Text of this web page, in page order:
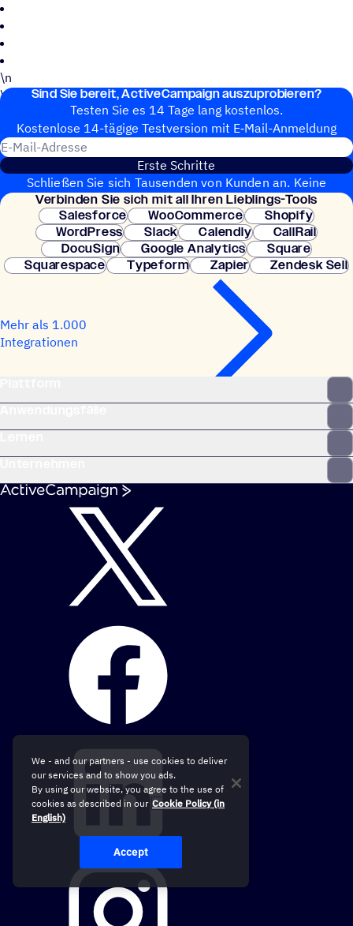
\n
\n
Sind Sie bereit, ActiveCampaign auszuprobieren?
Testen Sie es 14 Tage lang kostenlos.
Kosten­lose 14-tägige Test­ver­sion mit E‑Mail-Anmel­dung
Erste Schritte
Schließen Sie sich Tausenden von Kunden an. Keine
Kreditkarte erforderlich. Sofortige Einrichtung.
Verbin­den Sie sich mit all Ihren Lieblings-Tools
Salesforce
WooCommerce
Shopify
WordPress
Slack Calendly
CallRail
DocuSign
Google Analytics
Square
Squarespace
Typeform Zapier Zendesk Sell
Mehr als 1.000
Integrationen
We - and our partners - use cookies to deliver
our services and to show you ads.
By using our website, you agree to the use of
cookies as described in our Cookie Policy (in
English)
Accept